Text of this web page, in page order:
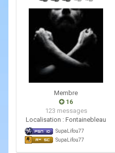
Membre
16
123 messages
Localisation : Fontainebleau
SupaLifou77
SupaLifou77